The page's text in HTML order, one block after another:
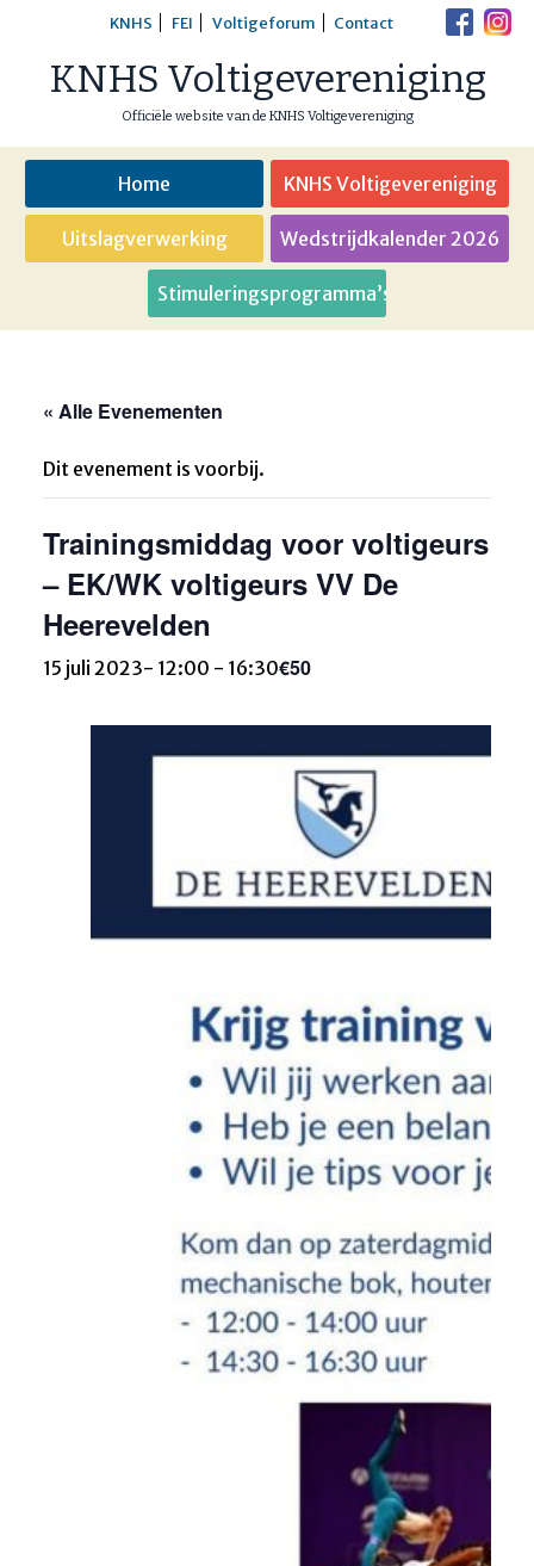
content
KNHS FEI Voltigeforum Contact
KNHS Voltigevereniging
Officiële website van de KNHS Voltigevereniging
Home KNHS Voltigevereniging
Uitslagverwerking Wedstrijdkalender 2026
Stimuleringsprogramma’s
« Alle Evenementen
Dit evenement is voorbij.
Trainingsmiddag voor voltigeurs
– EK/WK voltigeurs VV De
Heerevelden
15 juli 2023- 12:00 - 16:30€50